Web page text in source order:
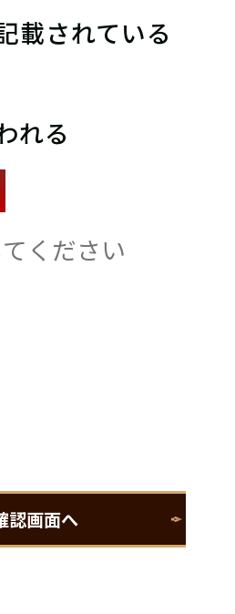
載されている
れる